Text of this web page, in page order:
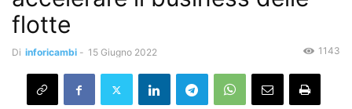
flotte
Di inforicambi - 15 Giugno 2022 1143